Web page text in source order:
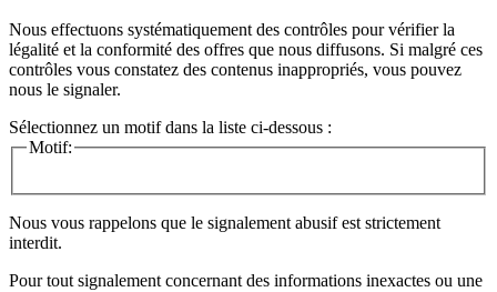
Nous effectuons systématiquement des contrôles pour vérifier la
légalité et la conformité des offres que nous diffusons. Si malgré ces
contrôles vous constatez des contenus inappropriés, vous pouvez
nous le signaler.
Sélectionnez un motif dans la liste ci-dessous :
Motif:
Nous vous rappelons que le signalement abusif est strictement
interdit.
Pour tout signalement concernant des informations inexactes ou une